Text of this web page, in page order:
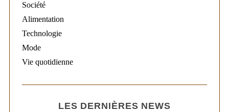
Société
Alimentation
Technologie
Mode
Vie quotidienne
LES DERNIÈRES NEWS